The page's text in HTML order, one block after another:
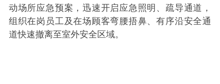
动场所应急预案，迅速开启应急照明、疏导通道，
组织在岗员工及在场顾客弯腰捂鼻、有序沿安全通
道快速撤离至室外安全区域。